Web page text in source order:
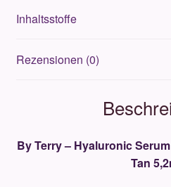
Menge
Inhaltsstoffe
Rezensionen (0)
By Terry – Hyaluronic
Tan